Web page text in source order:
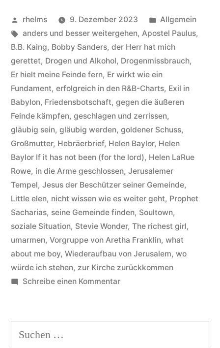
zum
Titel
If
it
has
not
been
(for
the
lord)“
Veröffentlicht
von
rhelms 9. Dezember 2023
Veröffentlicht
unter
Allgemein
Schlagwörter:
anders und besser weitergehen, Apostel Paulus,
B.B. Kaing, Bobby Sanders, der Herr hat mich
gerettet, Drogen und Alkohol, Drogenmissbrauch,
Er hielt meine Feinde fern, Er wirkt wie ein
Fundament, erfolgreich in den R&B-Charts, Exil in
Babylon, Friedensbotschaft, gegen die äußeren
Feinde kämpfen, geschlagen und zerrissen,
gläubig sein, gläubig werden, goldener Schuss,
Großmutter, Hebräerbrief, Helen Baylor, Helen
Baylor If it has not been (for the lord), Helen LaRue
Rowe, in die Arme geschlossen, Jerusalemer
Tempel, Jesus der Beschützer seiner Gemeinde,
Little elen, nicht wissen wie es weiter geht, Prophet
Sacharias, seine Gemeinde finden, Soultown,
soziale Situation, Stevie Wonder, The richest girl,
umarmen, Vorgruppe von Aretha Franklin, what
about me boy, Wiederaufbau von Jerusalem, wo
würde ich stehen, zur Kirche zurückkommen
Schreibe einen Kommentarzu
–
Suchen